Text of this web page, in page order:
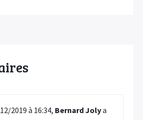
2019 à 16:34, Bernard Jolya